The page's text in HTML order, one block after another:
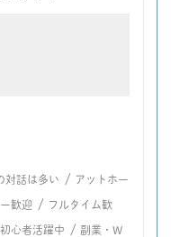
対話は多い / アットホー
歓迎 / フルタイム歓
初心者活躍中 / 副業・W